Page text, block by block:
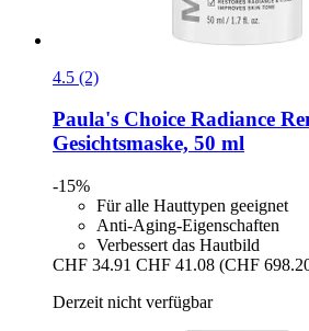
4.5 (2)
Paula's Choice Radiance
Gesichtsmaske, 50 ml
-15%
Für alle Hauttypen geeignet
Anti-Aging-Eigenschaften
Verbessert das Hautbild
CHF 34.91 CHF 41.08 (CHF
Derzeit nicht verfügbar